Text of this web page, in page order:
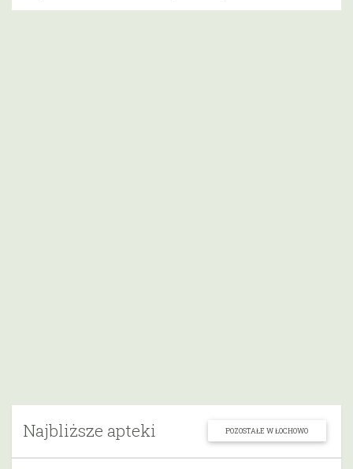
Najbliższe apteki POZOSTAŁE W ŁOCHOWO